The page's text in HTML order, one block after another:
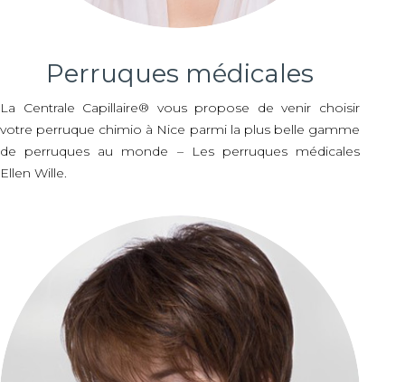
Perruques médicales
La Centrale Capillaire® vous propose de venir choisir
votre perruque chimio à Nice parmi la plus belle gamme
de perruques au monde – Les perruques médicales
Ellen Wille.